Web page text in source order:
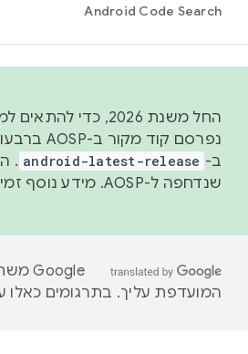
Android Code Search
החל משנת 2026,
ב- android-latest-release
.
שנדחפה ל-AOSP. מידע נוסף זמין במאמר
המועדפת עליך. בתרגומים כאלו